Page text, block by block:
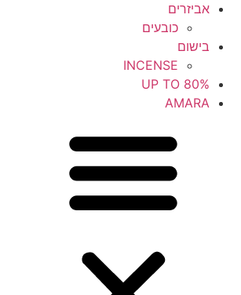
אביזרים
כובעים
בישום
INCENSE
UP TO 80%
AMARA